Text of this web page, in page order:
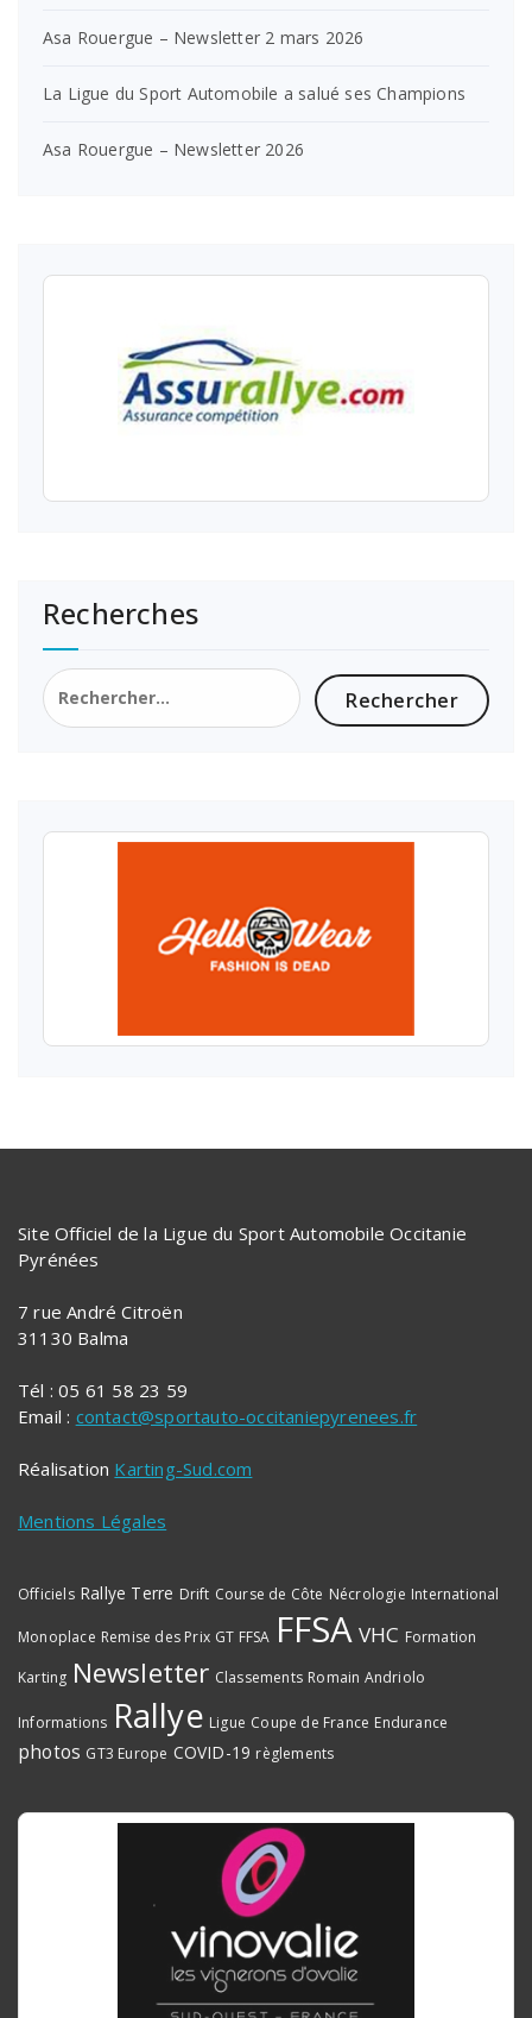
Asa Rouergue – Newsletter 2 mars 2026
La Ligue du Sport Automobile a salué ses Champions
Asa Rouergue – Newsletter 2026
Recherches
Rechercher :
Site Officiel de la Ligue du Sport Automobile Occitanie
Pyrénées
7 rue André Citroën
31130 Balma
Tél : 05 61 58 23 59
Email : contact@sportauto-occitaniepyrenees.fr
Réalisation Karting-Sud.com
Mentions Légales
Officiels Rallye Terre Drift Course de Côte Nécrologie International
Monoplace Remise des Prix GT FFSA FFSA VHC Formation
Karting Newsletter Classements Romain Andriolo
Informations Rallye Ligue Coupe de France Endurance
photos GT3 Europe COVID-19 règlements